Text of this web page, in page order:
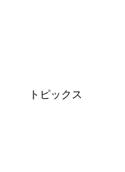
トピックス